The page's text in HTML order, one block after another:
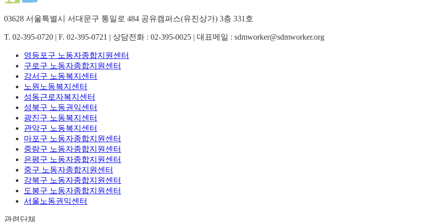
03628 서울특별시 서대문구 통일로 484 공유캠퍼스(유진상가) 3층 331호
T. 02-395-0720 | F. 02-395-0721 | 상담전화 : 02-395-0025 | 대표메일 : sdmworker@sdmworker.org
영등포구 노동자종합지원센터
구로구 노동자종합지원센터
강서구 노동복지센터
노원노동복지센터
성동근로자복지센터
성북구 노동권익센터
광진구 노동복지센터
관악구 노동복지센터
마포구 노동자종합지원센터
중랑구 노동자종합지원센터
은평구 노동자종합지원센터
중구 노동자종합지원센터
강북구 노동자종합지원센터
도봉구 노동자종합지원센터
서울노동권익센터
관련단체